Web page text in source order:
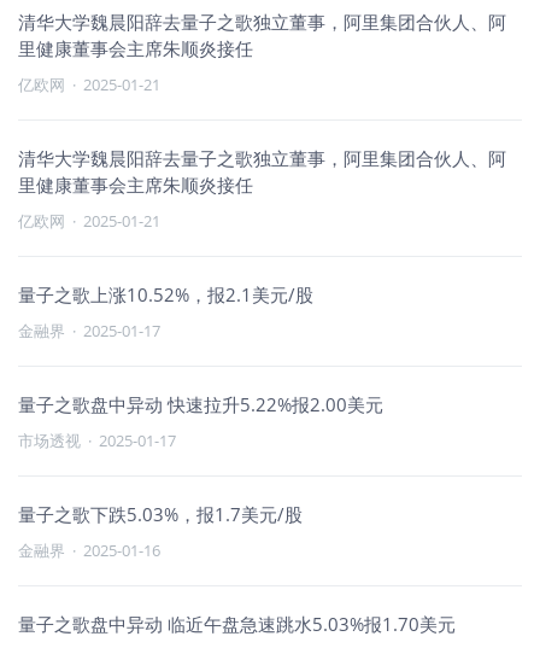
清华大学魏晨阳辞去量子之歌独立董事，阿里集团合伙人、阿
里健康董事会主席朱顺炎接任
亿欧网 · 2025-01-21
清华大学魏晨阳辞去量子之歌独立董事，阿里集团合伙人、阿
里健康董事会主席朱顺炎接任
亿欧网 · 2025-01-21
量子之歌上涨10.52%，报2.1美元/股
金融界 · 2025-01-17
量子之歌盘中异动 快速拉升5.22%报2.00美元
市场透视 · 2025-01-17
量子之歌下跌5.03%，报1.7美元/股
金融界 · 2025-01-16
量子之歌盘中异动 临近午盘急速跳水5.03%报1.70美元